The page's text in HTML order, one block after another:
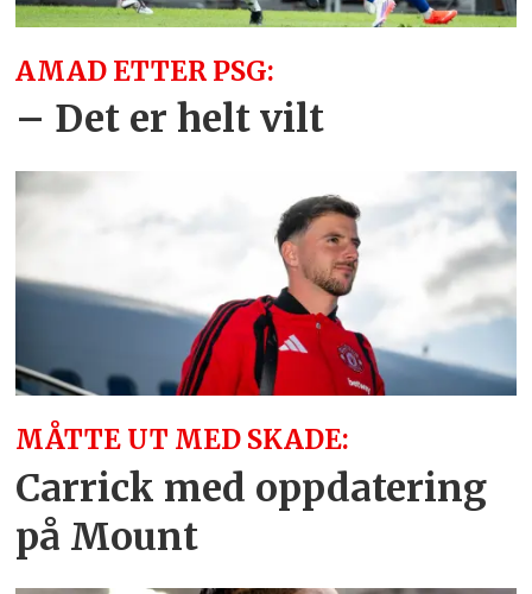
AMAD ETTER PSG:
– Det er helt vilt
MÅTTE UT MED SKADE:
Carrick med oppdatering
på Mount